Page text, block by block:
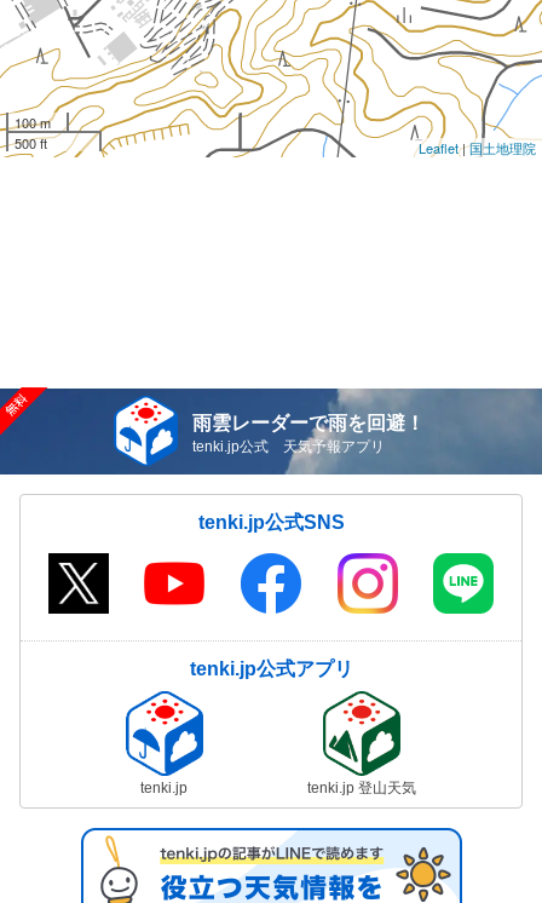
100 m
500 ft
Leaflet|国土地理院
雨雲レーダーで雨を回避！
tenki.jp公式 天気予報アプリ
tenki.jp公式SNS
tenki.jp公式アプリ
tenki.jp tenki.jp 登山天気